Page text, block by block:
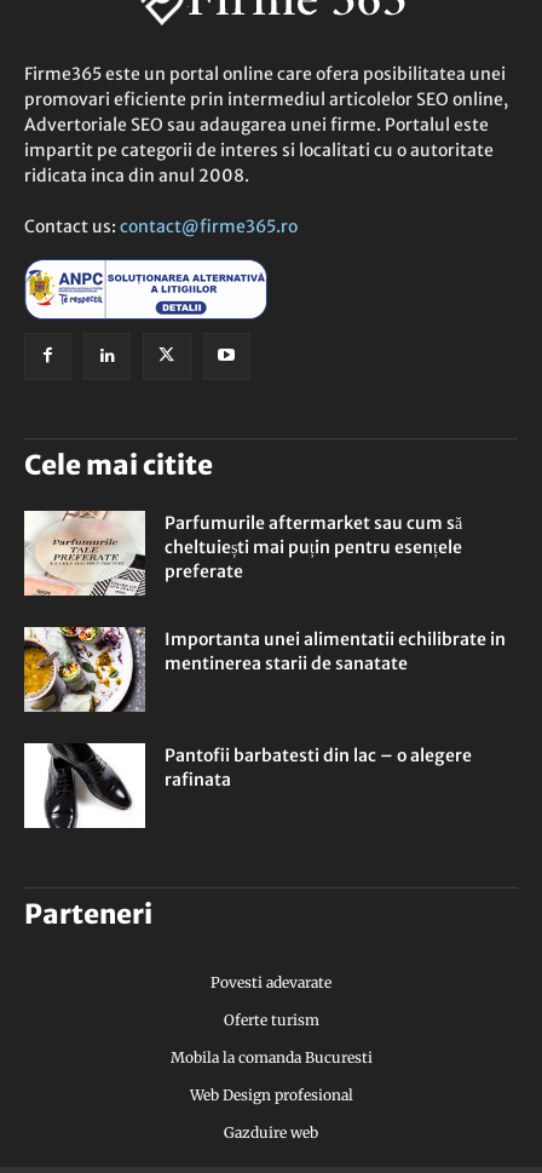
Firme365 este un portal online care ofera posibilitatea unei
promovari eficiente prin intermediul articolelor SEO online,
Advertoriale SEO sau adaugarea unei firme. Portalul este
impartit pe categorii de interes si localitati cu o autoritate
ridicata inca din anul 2008.
Contact us: contact@firme365.ro
Cele mai citite
Parfumurile aftermarket sau cum să
cheltuiești mai puțin pentru esențele
preferate
Importanta unei alimentatii echilibrate in
mentinerea starii de sanatate
Pantofii barbatesti din lac – o alegere
rafinata
Parteneri
Povesti adevarate
Oferte turism
Mobila la comanda Bucuresti
Web Design profesional
Gazduire web